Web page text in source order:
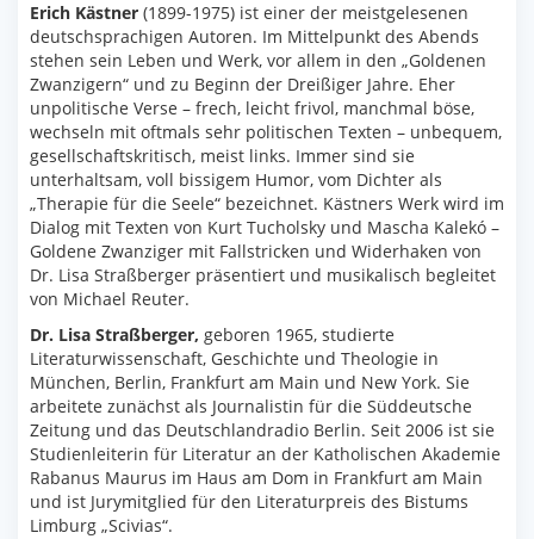
Erich Kästner (1899-1975) ist einer der meistgelesenen
deutschsprachigen Autoren. Im Mittelpunkt des Abends
stehen sein Leben und Werk, vor allem in den „Goldenen
Zwanzigern“ und zu Beginn der Dreißiger Jahre. Eher
unpolitische Verse – frech, leicht frivol, manchmal böse,
wechseln mit oftmals sehr politischen Texten – unbequem,
gesellschaftskritisch, meist links. Immer sind sie
unterhaltsam, voll bissigem Humor, vom Dichter als
„Therapie für die Seele“ bezeichnet. Kästners Werk wird im
Dialog mit Texten von Kurt Tucholsky und Mascha Kalekó –
Goldene Zwanziger mit Fallstricken und Widerhaken von
Dr. Lisa Straßberger präsentiert und musikalisch begleitet
von Michael Reuter.
Dr. Lisa Straßberger, geboren 1965, studierte
Literaturwissenschaft, Geschichte und Theologie in
München, Berlin, Frankfurt am Main und New York. Sie
arbeitete zunächst als Journalistin für die Süddeutsche
Zeitung und das Deutschlandradio Berlin. Seit 2006 ist sie
Studienleiterin für Literatur an der Katholischen Akademie
Rabanus Maurus im Haus am Dom in Frankfurt am Main
und ist Jurymitglied für den Literaturpreis des Bistums
Limburg „Scivias“.